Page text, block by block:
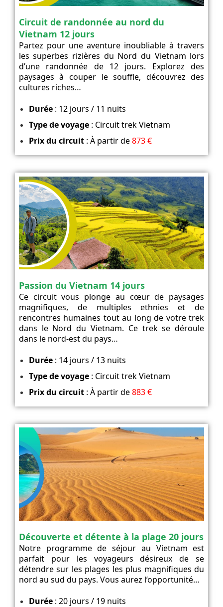
Circuit de randonnée au nord du
Vietnam 12 jours
Partez pour une aventure inoubliable à travers
les superbes rizières du Nord du Vietnam lors
d’une randonnée de 12 jours. Explorez des
paysages à couper le souffle, découvrez des
cultures riches…
Durée: 12 jours / 11 nuits
Type de voyage: Circuit trek Vietnam
Prix du circuit: À partir de873 €
Passion du Vietnam 14 jours
Ce circuit vous plonge au cœur de paysages
magnifiques, de multiples ethnies et de
rencontres humaines tout au long de votre trek
dans le Nord du Vietnam. Ce trek se déroule
dans le nord-est du pays…
Durée: 14 jours / 13 nuits
Type de voyage: Circuit trek Vietnam
Prix du circuit: À partir de883 €
Découverte et détente à la plage 20 jours
Notre programme de séjour au Vietnam est
parfait pour les voyageurs désireux de se
détendre sur les plages les plus magnifiques du
nord au sud du pays. Vous aurez l’opportunité…
Durée: 20 jours / 19 nuits